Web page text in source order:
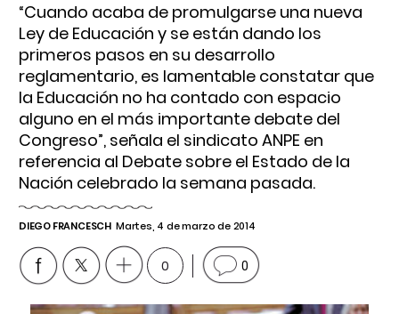
“Cuando acaba de promulgarse una nueva
Ley de Educación y se están dando los
primeros pasos en su desarrollo
reglamentario, es lamentable constatar que
la Educación no ha contado con espacio
alguno en el más importante debate del
Congreso”, señala el sindicato ANPE en
referencia al Debate sobre el Estado de la
Nación celebrado la semana pasada.
DIEGO FRANCESCH Martes, 4 de marzo de 2014
0 0